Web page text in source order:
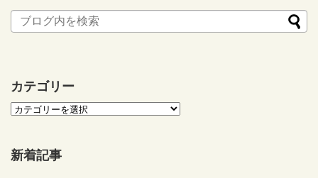
カテゴリー
新着記事